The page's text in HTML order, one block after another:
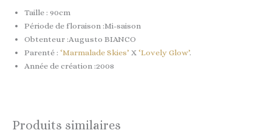
Taille : 90cm
Période de floraison :Mi-saison
Obtenteur :Augusto BIANCO
Parenté : ‘Marmalade Skies’ X ‘Lovely Glow’.
Année de création :2008
Produits similaires